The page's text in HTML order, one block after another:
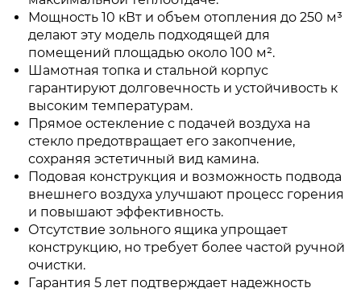
Мощность 10 кВт и объем отопления до 250 м³
делают эту модель подходящей для
помещений площадью около 100 м².
Шамотная топка и стальной корпус
гарантируют долговечность и устойчивость к
высоким температурам.
Прямое остекление с подачей воздуха на
стекло предотвращает его закопчение,
сохраняя эстетичный вид камина.
Подовая конструкция и возможность подвода
внешнего воздуха улучшают процесс горения
и повышают эффективность.
Отсутствие зольного ящика упрощает
конструкцию, но требует более частой ручной
очистки.
Гарантия 5 лет подтверждает надежность